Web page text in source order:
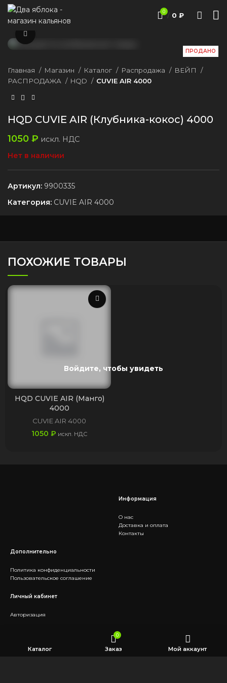
0 / 0 ₽
ПРОДАНО
Главная Магазин Каталог Распродажа
ВЕЙП
РАСПРОДАЖА
HQD CUVIE AIR 4000
HQD CUVIE AIR (Клубника-кокос) 4000
1050 ₽ искл. НДС
Нет в наличии
Артикул: 9900335
Категория: CUVIE AIR 4000
ПОХОЖИЕ ТОВАРЫ
Войдите, чтобы увидеть
HQD CUVIE AIR (Манго)
4000
CUVIE AIR 4000
1050 ₽ искл. НДС
Информация
О нас
Доставка и оплата
Контакты
Дополнительно
Политика конфиденциальности
Пользовательское соглашение
Личный кабинет
Авторизация
Telegram
Каталог
0
Заказ Мой аккаунт